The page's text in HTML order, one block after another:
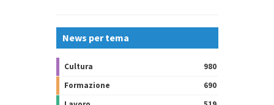
News per tema
Cultura
980
Formazione
690